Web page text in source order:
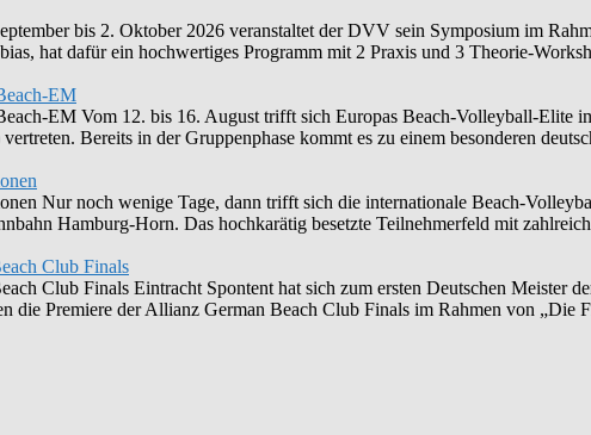
bis 2. Oktober 2026 veranstaltet der DVV sein Symposium im
hat dafür ein hochwertiges Programm mit 2 Praxis und 3 Theorie-
EM
EM Vom 12. bis 16. August trifft sich Europas Beach-Volleyball-Elite
Bereits in der Gruppenphase kommt es zu einem besonderen
Nur noch wenige Tage, dann trifft sich die internationale Beach-
Hamburg-Horn. Das hochkarätig besetzte Teilnehmerfeld mit
Club Finals
Club Finals Eintracht Spontent hat sich zum ersten Deutschen Meister
Premiere der Allianz German Beach Club Finals im Rahmen von „Die